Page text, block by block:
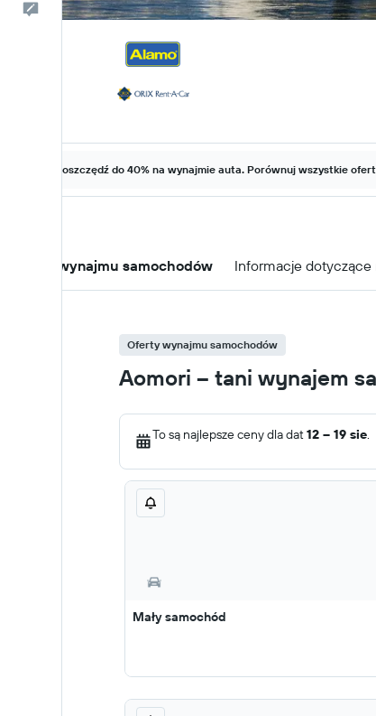
Kontakt
Zaoszczędź do 40% na wynajmie auta. Porównuj wszystkie
Oferty wynajmu samochodów Informacje dotyczące
Oferty wynajmu samochodów
Aomori – tani wynajem
To są najlepsze ceny dla dat12 – 19 sie.
Mały samochód